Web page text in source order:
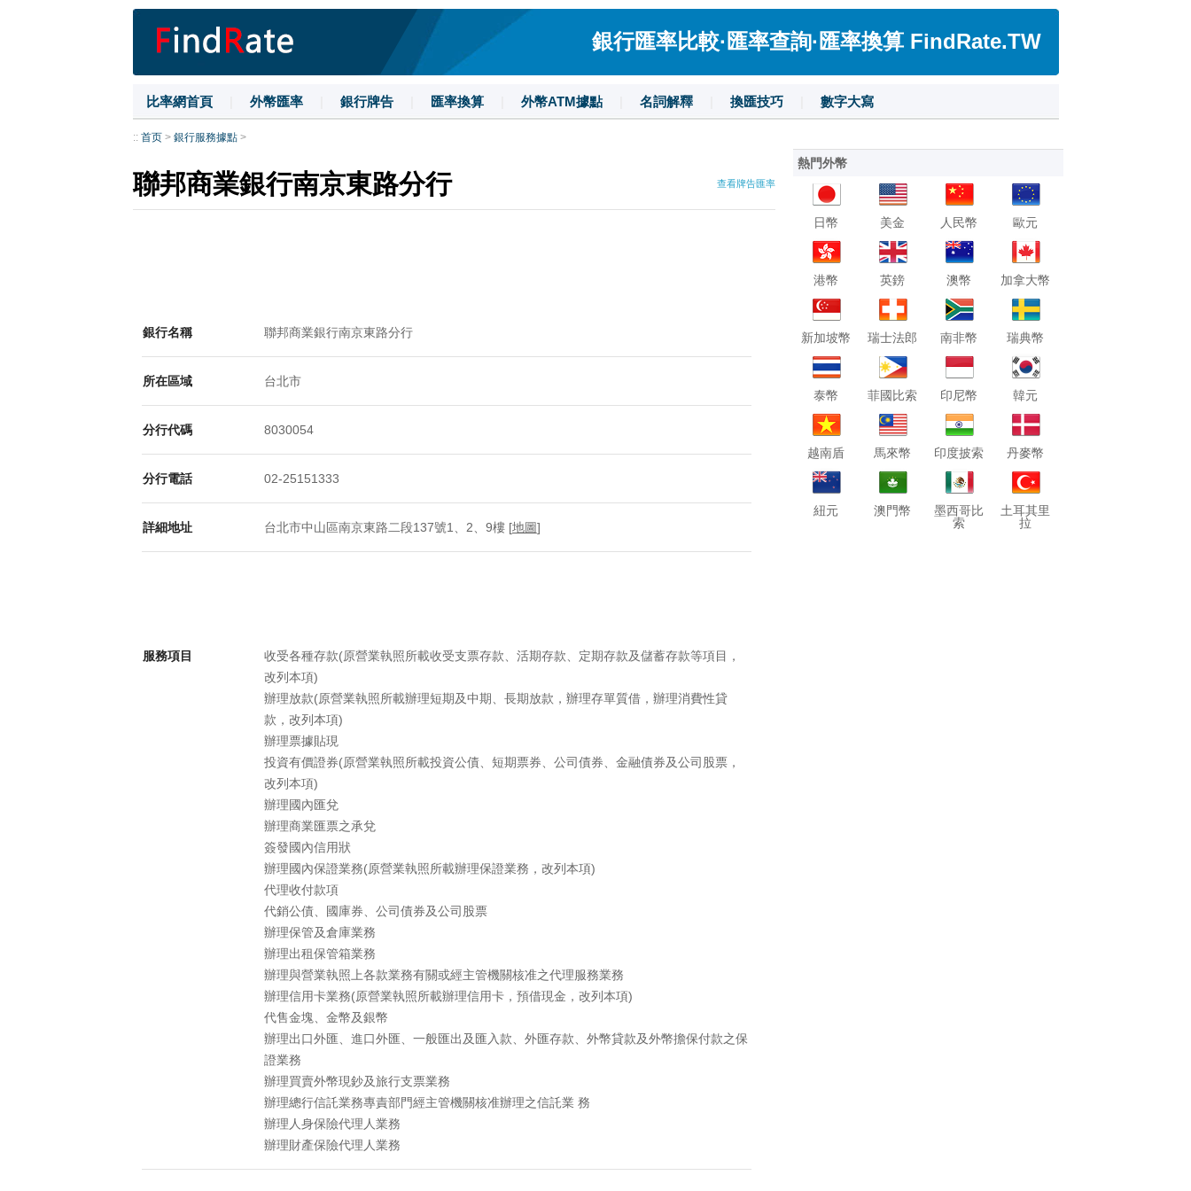
銀行匯率比較·匯率查詢·匯率換算 FindRate.TW
比率網首頁 外幣匯率 銀行牌告 匯率換算 外幣ATM據點 名詞解釋 換匯技巧 數字大寫
:: 首页> 銀行服務據點>
聯邦商業銀行南京東路分行 查看牌告匯率
銀行名稱 聯邦商業銀行南京東路分行
所在區域 台北市
分行代碼 8030054
分行電話 02-25151333
詳細地址 台北市中山區南京東路二段137號1、2、9樓 [地圖]
服務項目
收受各種存款(原營業執照所載收受支票存款、活期存款、定期存款及儲蓄存款等項目，
改列本項)
辦理放款(原營業執照所載辦理短期及中期、長期放款，辦理存單質借，辦理消費性貸
款，改列本項)
辦理票據貼現
投資有價證券(原營業執照所載投資公債、短期票券、公司債券、金融債券及公司股票，
改列本項)
辦理國內匯兌
辦理商業匯票之承兌
簽發國內信用狀
辦理國內保證業務(原營業執照所載辦理保證業務，改列本項)
代理收付款項
代銷公債、國庫券、公司債券及公司股票
辦理保管及倉庫業務
辦理出租保管箱業務
辦理與營業執照上各款業務有關或經主管機關核准之代理服務業務
辦理信用卡業務(原營業執照所載辦理信用卡，預借現金，改列本項)
代售金塊、金幣及銀幣
辦理出口外匯、進口外匯、一般匯出及匯入款、外匯存款、外幣貸款及外幣擔保付款之保
證業務
辦理買賣外幣現鈔及旅行支票業務
辦理總行信託業務專責部門經主管機關核准辦理之信託業 務
辦理人身保險代理人業務
辦理財產保險代理人業務
熱門外幣
日幣 美金 人民幣 歐元
港幣 英鎊 澳幣 加拿大幣
新加坡幣 瑞士法郎 南非幣 瑞典幣
泰幣 菲國比索 印尼幣 韓元
越南盾 馬來幣 印度披索 丹麥幣
紐元 澳門幣
墨西哥比
索
土耳其里
拉